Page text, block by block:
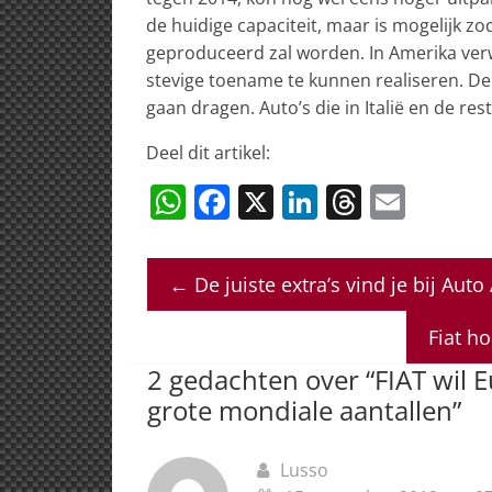
de huidige capaciteit, maar is mogelijk
geproduceerd zal worden. In Amerika
stevige toename te kunnen realiseren.
gaan dragen. Auto’s die in Italië en de
Deel dit artikel:
W
at
s
p
p
F
c
e
o
o
X Li
k
e
n
T
re
a
s
ai
l
← De juiste extra’s vind je bij Auto
Fiat
2 gedachten over “FIAT wil
grote mondiale aantallen”
Lusso